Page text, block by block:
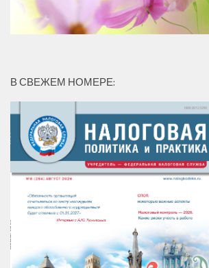
В СВЕЖЕМ НОМЕРЕ: